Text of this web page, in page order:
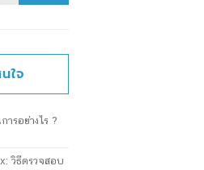
ใจ
รอย่างไร ?
วิธีตรวจสอบ